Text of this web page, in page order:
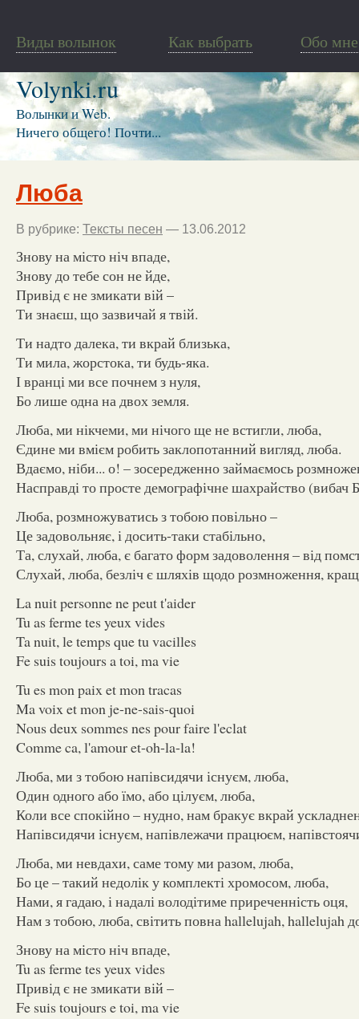
Виды волынок Как выбрать Обо мне
Volynki.ru
Волынки и Web.
Ничего общего! Почти...
Люба
В рубрике: Тексты песен — 13.06.2012
Знову на місто ніч впаде,
Знову до тебе сон не йде,
Привід є не змикати вій –
Ти знаєш, що зазвичай я твій.
Ти надто далека, ти вкрай близька,
Ти мила, жорстока, ти будь-яка.
І вранці ми все почнем з нуля,
Бо лише одна на двох земля.
Люба, ми нікчеми, ми нічого ще не встигли, люба,
Єдине ми вмієм робить заклопотанний вигляд, люба.
Вдаємо, ніби... о! – зосередженно займаємось
Насправді то просте демографічне шахрайство (вибач
Люба, розмножуватись з тобою повільно –
Це задовольняє, і досить-таки стабільно,
Та, слухай, люба, є багато форм задоволення – від
Слухай, люба, безліч є шляхів щодо розмноження,
La nuit personne ne peut t'aider
Tu as ferme tes yeux vides
Ta nuit, le temps que tu vacilles
Fe suis toujours a toi, ma vie
Tu es mon paix et mon tracas
Ma voix et mon je-ne-sais-quoi
Nous deux sommes nes pour faire l'eclat
Comme ca, l'amour et-oh-la-la!
Люба, ми з тобою напівсидячи існуєм, люба,
Один одного або їмо, або цілуєм, люба,
Коли все спокійно – нудно, нам бракує вкрай
Напівсидячи існуєм, напівлежачи працюєм,
Люба, ми невдахи, саме тому ми разом, люба,
Бо це – такий недолік у комплекті хромосом, люба,
Нами, я гадаю, і надалі володітиме приреченність оця,
Нам з тобою, люба, світить повна hallelujah, hallelujah
Знову на місто ніч впаде,
Tu as ferme tes yeux vides
Привід є не змикати вій –
Fe suis toujours e toi, ma vie